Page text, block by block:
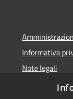
Informativa
Note legali
Dichiarazione